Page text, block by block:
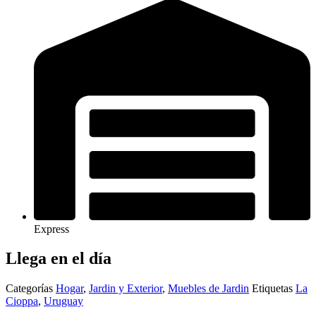
Express
Llega en el día
Categorías Hogar, Jardin y Exterior, Muebles de Jardin Etiquetas La
Cioppa, Uruguay